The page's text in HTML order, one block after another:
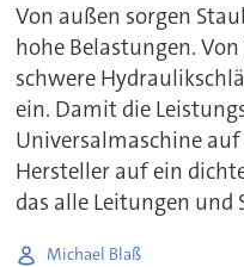
Von außen sorgen
hohe Belastungen.
schwere
ein. Damit die
Universalmaschine
Hersteller auf ein
das alle Leitungen
Michael Blaß